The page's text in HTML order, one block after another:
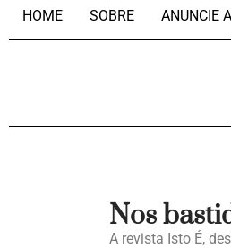
HOME SOBRE ANUNCIE
Nos
A revista Isto É,